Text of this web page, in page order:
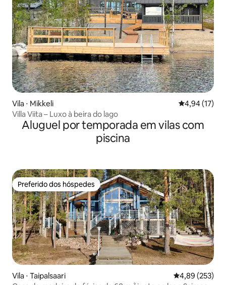
Vila ⋅ Mikkeli 4,94 de uma
4,94 (17)
Villa Viita – Luxo à beira do lago
Aluguel por temporada em vilas com
piscina
Preferido dos hóspedes
Preferido dos hóspedes
Vila ⋅ Taipalsaari 4,89 de uma
4,89 (253)